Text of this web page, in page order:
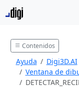
Contenidos
Ayuda Digi3D.AI
Ventana de